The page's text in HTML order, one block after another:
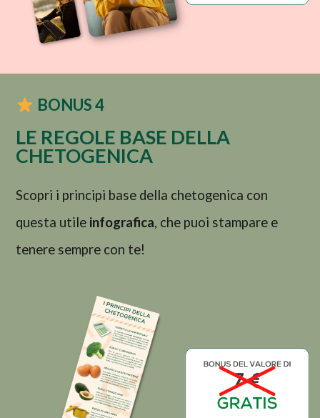
BONUS 4
LE REGOLE BASE DELLA
CHETOGENICA​
Scopri i principi base della chetogenica con
questa utile infografica, che puoi stampare e
tenere sempre con te!